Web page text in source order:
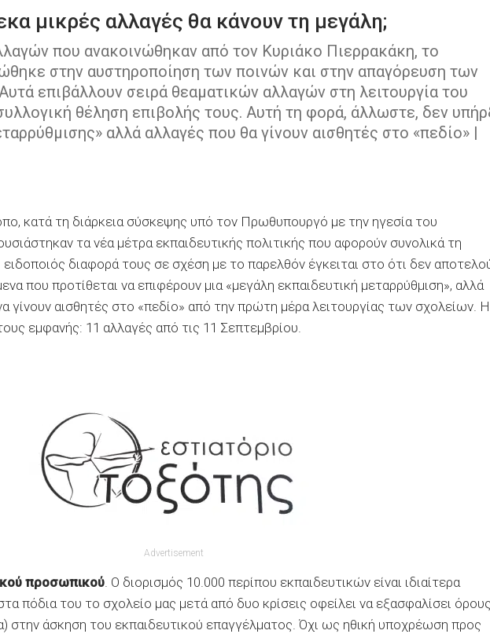
μικρές αλλαγές θα κάνουν τη μεγάλη;
που ανακοινώθηκαν από τον Κυριάκο Πιερρακάκη, το
στην αυστηροποίηση των ποινών και στην απαγόρευση των
επιβάλλουν σειρά θεαματικών αλλαγών στη λειτουργία του
θέληση επιβολής τους. Αυτή τη φορά, άλλωστε, δεν
αλλά αλλαγές που θα γίνουν αισθητές στο «πεδίο» |
κατά τη διάρκεια σύσκεψης υπό τον Πρωθυπουργό με την ηγεσία του
τα νέα μέτρα εκπαιδευτικής πολιτικής που αφορούν συνολικά τη
διαφορά τους σε σχέση με το παρελθόν έγκειται στο ότι δεν
που προτίθεται να επιφέρουν μια «μεγάλη εκπαιδευτική μεταρρύθμιση», αλλά
γίνουν αισθητές στο «πεδίο» από την πρώτη μέρα λειτουργίας των σχολείων. Η
εμφανής: 11 αλλαγές από τις 11 Σεπτεμβρίου.
Advertisement
προσωπικού. Ο διορισμός 10.000 περίπου εκπαιδευτικών είναι ιδιαίτερα
πόδια του το σχολείο μας μετά από δυο κρίσεις οφείλει να εξασφαλίσει
στην άσκηση του εκπαιδευτικού επαγγέλματος. Όχι ως ηθική υποχρέωση προς